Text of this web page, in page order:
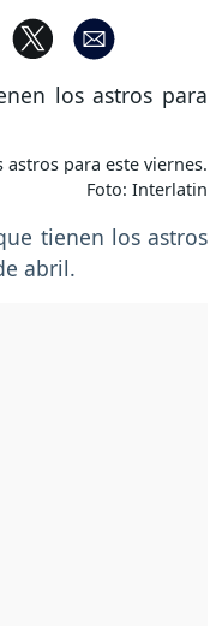
para este viernes.
Foto: Interlatin
tienen los astros
abril.